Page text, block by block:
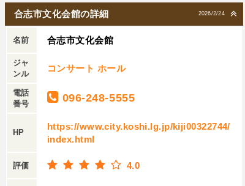
2026/2/24
合志市文化会館の詳細
名前 合志市文化会館
ジャ
ンル
コンサート ホール
電話
番号
096-248-5555
HP
https://www.city.koshi.lg.jp/kiji00322744/
index.html
評価 4.0